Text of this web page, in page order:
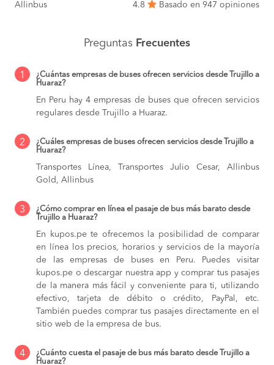
Allinbus
4.8 Basado en 947 opiniones
Preguntas Frecuentes
1
¿Cuántas empresas de buses ofrecen servicios desde Trujillo a
Huaraz?
En Peru hay 4 empresas de buses que ofrecen servicios
regulares desde Trujillo a Huaraz.
2
¿Cuáles empresas de buses ofrecen servicios desde Trujillo a
Huaraz?
Transportes Línea, Transportes Julio Cesar, Allinbus
Gold, Allinbus
3
¿Cómo comprar en línea el pasaje de bus más barato desde
Trujillo a Huaraz?
En kupos.pe te ofrecemos la posibilidad de comparar
en línea los precios, horarios y servicios de la mayoría
de las empresas de buses en Peru. Puedes visitar
kupos.pe o descargar nuestra app y comprar tus pasajes
de la manera más fácil y conveniente para ti, utilizando
efectivo, tarjeta de débito o crédito, PayPal, etc.
También puedes comprar tus pasajes directamente en el
sitio web de la empresa de bus.
4
¿Cuánto cuesta el pasaje de bus más barato desde Trujillo a
Huaraz?